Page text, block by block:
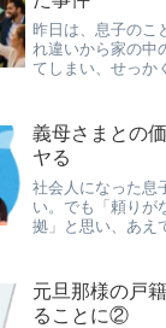
昨日は、息子のこ
れ違いから家の中
てしまい、せっか
と思ったのに…最
ょっとずつ良くな
安...
義母さまとの
ヤる
社会人になった息
い。でも「頼りが
拠」と思い、あえ
ヤ…。私があっさ
うか？
元旦那様の戸
ることに②